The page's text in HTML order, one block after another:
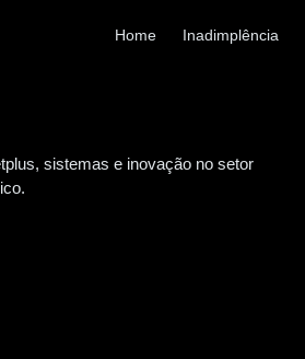
Home Inadimplência
sistemas e inovação no setor